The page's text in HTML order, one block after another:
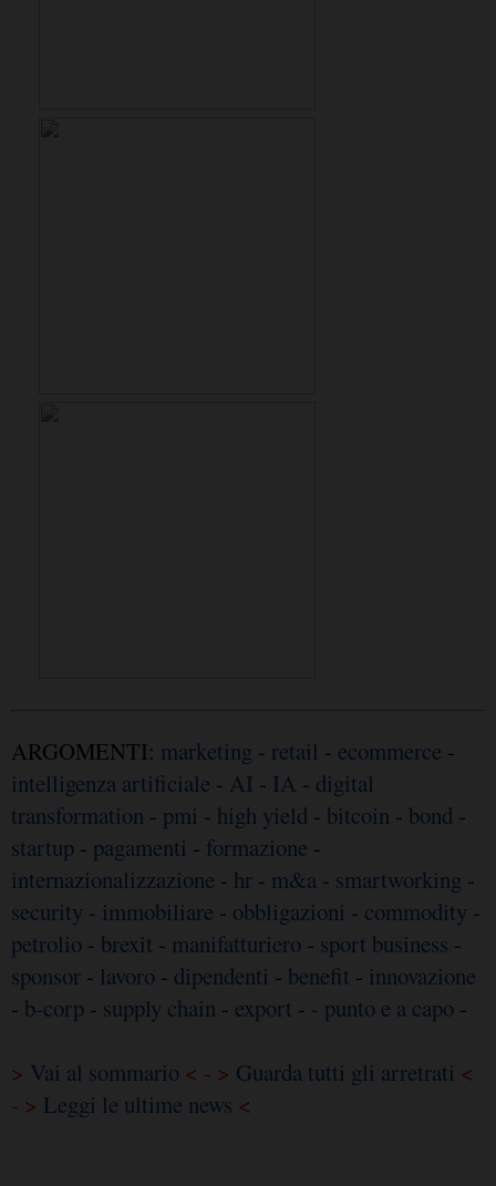
ARGOMENTI: marketing - retail - ecommerce -
intelligenza artificiale - AI - IA - digital
transformation - pmi - high yield - bitcoin - bond -
startup - pagamenti - formazione -
internazionalizzazione - hr - m&a - smartworking -
security - immobiliare - obbligazioni - commodity -
petrolio - brexit - manifatturiero - sport business -
sponsor - lavoro - dipendenti - benefit - innovazione
- b-corp - supply chain - export - - punto e a capo -
> Vai al sommario < - > Guarda tutti gli arretrati <
- > Leggi le ultime news <